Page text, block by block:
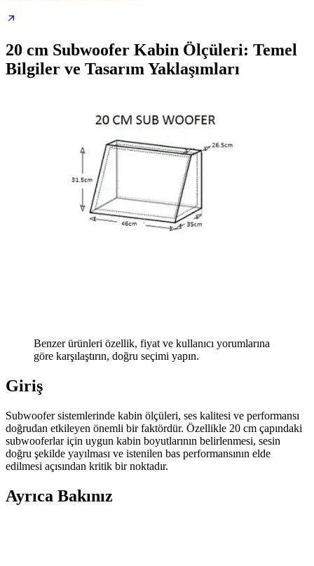
20 cm Subwoofer Kabin Ölçüleri: Temel
Bilgiler ve Tasarım Yaklaşımları
Benzer ürünleri özellik, fiyat ve kullanıcı yorumlarına
göre karşılaştırın, doğru seçimi yapın.
Giriş
Subwoofer sistemlerinde kabin ölçüleri, ses kalitesi ve performansı
doğrudan etkileyen önemli bir faktördür. Özellikle 20 cm çapındaki
subwooferlar için uygun kabin boyutlarının belirlenmesi, sesin
doğru şekilde yayılması ve istenilen bas performansının elde
edilmesi açısından kritik bir noktadır.
Ayrıca Bakınız